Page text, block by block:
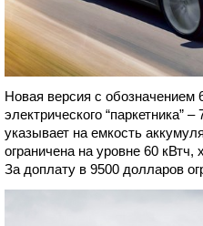
Новая версия с
электрического “паркетника”
указывает на емкость
ограничена на уровне 60
За доплату в 9500 долларов